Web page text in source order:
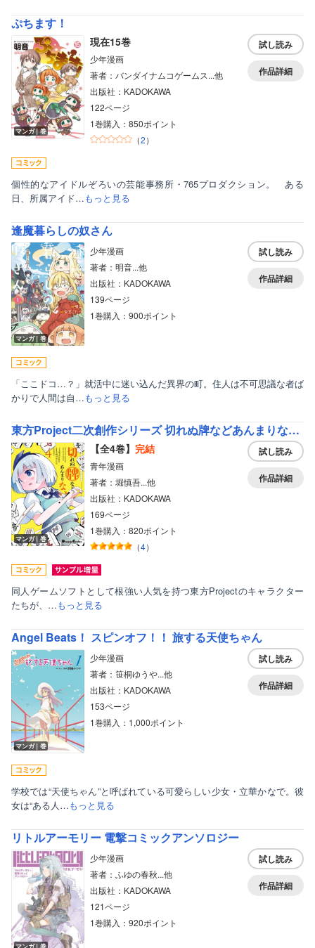
ぷちます！
マンガ｜巻
現在15巻
少年漫画
著者：バンダイナムコゲームス...他
出版社：KADOKAWA
122ページ
1巻購入：850ポイント
（2）
試し読み
作品詳細
個性的なアイドルぞろいの芸能事務所・765プロダクション。 ある
日、所属アイド…もっと見る
逢魔暮らしの奴さん
マンガ｜巻
少年漫画
著者：明音...他
出版社：KADOKAWA
139ページ
1巻購入：900ポイント
試し読み
作品詳細
「ここドコ…？」就活中に迷い込んだ異界の町。住人は不可思議な者ば
かりで人間は自…もっと見る
東方Project二次創作シリーズ 切れぬ牌などあんまりない！
マンガ｜巻
【全4巻】 完結
青年漫画
著者：堀慎吾...他
出版社：KADOKAWA
169ページ
1巻購入：820ポイント
（4）
試し読み
作品詳細
同人ゲームソフトとして根強い人気を持つ東方Projectのキャラクター
たちが、…もっと見る
Angel Beats！ スピンオフ！！ 旅する天使ちゃん
マンガ｜巻
少年漫画
著者：笹桐ゆうや...他
出版社：KADOKAWA
153ページ
1巻購入：1,000ポイント
試し読み
作品詳細
学校では“天使ちゃん”と呼ばれている可愛らしい少女・立華かなで。彼
女は“ある人…もっと見る
リトルアーモリー 電撃コミックアンソロジー
マンガ｜巻
少年漫画
著者：ふゆの春秋...他
出版社：KADOKAWA
121ページ
1巻購入：920ポイント
試し読み
作品詳細